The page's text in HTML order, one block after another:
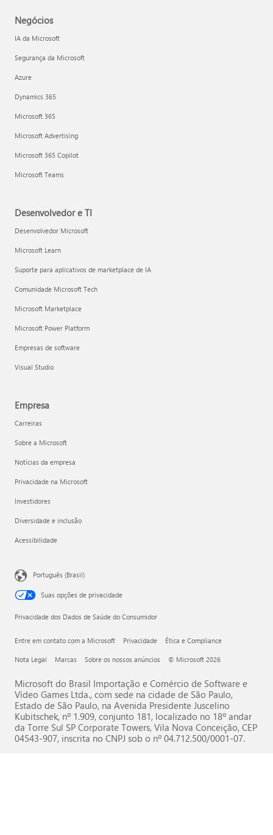
Negócios
IA da Microsoft
Segurança da Microsoft
Azure
Dynamics 365
Microsoft 365
Microsoft Advertising
Microsoft 365 Copilot
Microsoft Teams
Desenvolvedor e TI
Desenvolvedor Microsoft
Microsoft Learn
Suporte para aplicativos de marketplace de IA
Comunidade Microsoft Tech
Microsoft Marketplace
Microsoft Power Platform
Empresas de software
Visual Studio
Empresa
Carreiras
Sobre a Microsoft
Notícias da empresa
Privacidade na Microsoft
Investidores
Diversidade e inclusão
Acessibilidade
Português (Brasil)
Suas opções de privacidade
Privacidade dos Dados de Saúde do Consumidor
Entre em contato com a Microsoft Privacidade Ética e Compliance
Nota Legal Marcas Sobre os nossos anúncios © Microsoft 2026
Microsoft do Brasil Importação e Comércio de Software e
Vídeo Games Ltda., com sede na cidade de São Paulo,
Estado de São Paulo, na Avenida Presidente Juscelino
Kubitschek, nº 1.909, conjunto 181, localizado no 18º andar
da Torre Sul SP Corporate Towers, Vila Nova Conceição, CEP
04543-907, inscrita no CNPJ sob o nº 04.712.500/0001-07.